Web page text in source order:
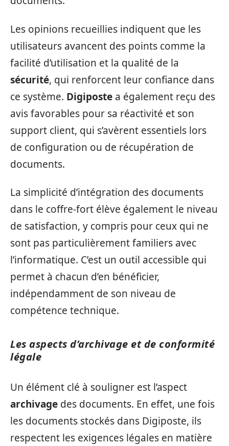
Les opinions recueillies indiquent que les
utilisateurs avancent des points comme la
facilité d’utilisation et la qualité de la
sécurité, qui renforcent leur confiance dans
ce système. Digiposte a également reçu des
avis favorables pour sa réactivité et son
support client, qui s’avèrent essentiels lors
de configuration ou de récupération de
documents.
La simplicité d’intégration des documents
dans le coffre-fort élève également le niveau
de satisfaction, y compris pour ceux qui ne
sont pas particulièrement familiers avec
l’informatique. C’est un outil accessible qui
permet à chacun d’en bénéficier,
indépendamment de son niveau de
compétence technique.
Les aspects d’archivage et de conformité
légale
Un élément clé à souligner est l’aspect
archivage des documents. En effet, une fois
les documents stockés dans Digiposte, ils
respectent les exigences légales en matière